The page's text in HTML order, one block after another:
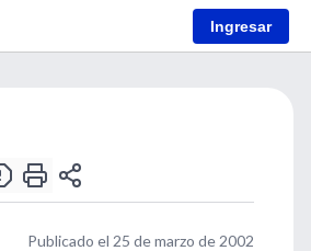
Ingresar
Publicado el 25 de marzo de 2002